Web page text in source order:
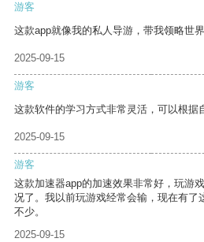
游客
这款app就像我的私人导游，带我领略世界
2025-09-15
游客
这款软件的学习方式非常灵活，可以根据
2025-09-15
游客
这款加速器app的加速效果非常好，玩游
况了。我以前玩游戏经常会输，现在有了
不少。
2025-09-15